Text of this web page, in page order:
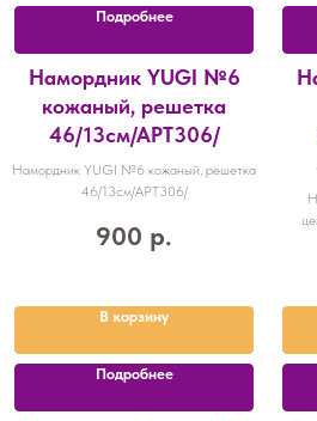
Подробнее
Намордник YUGI №6
кожаный, решетка
46/13см/АРТ306/
Намордник YUGI №6 кожаный, решетка
46/13см/АРТ306/
900 р.
В корзину
Подробнее